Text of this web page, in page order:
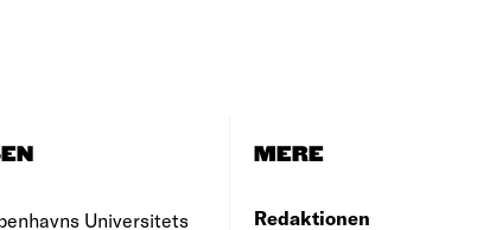
Universitets
MERE
Redaktionen